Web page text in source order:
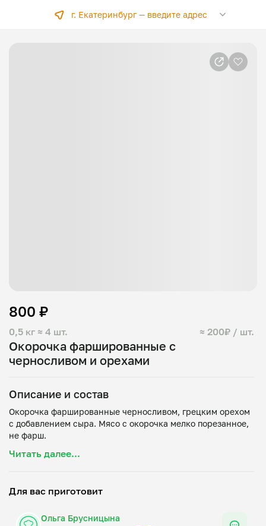
г. Екатеринбург —введите адрес
Окорочка фаршированные с
черносливом и орехами
0,5 кг ≈ 4 шт. ≈ 200₽ / шт.
800 ₽
Описание и состав
Окорочка фаршированные черносливом, грецким орехом
с добавлением сыра. Мясо с окорочка мелко порезанное,
Читать далее...
Для вас приготовит
Ольга Брусницына